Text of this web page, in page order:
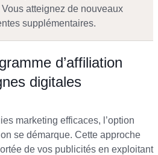
atteignez de nouveaux
supplémentaires.
d’affiliation
digitales
marketing efficaces, l’option
se démarque. Cette approche
de vos publicités en exploitant